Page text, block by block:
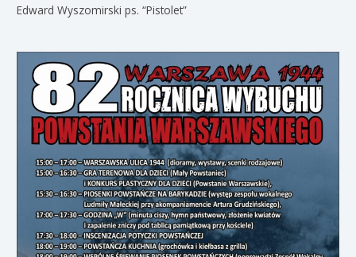
Edward Wyszomirski ps. “Pistolet”